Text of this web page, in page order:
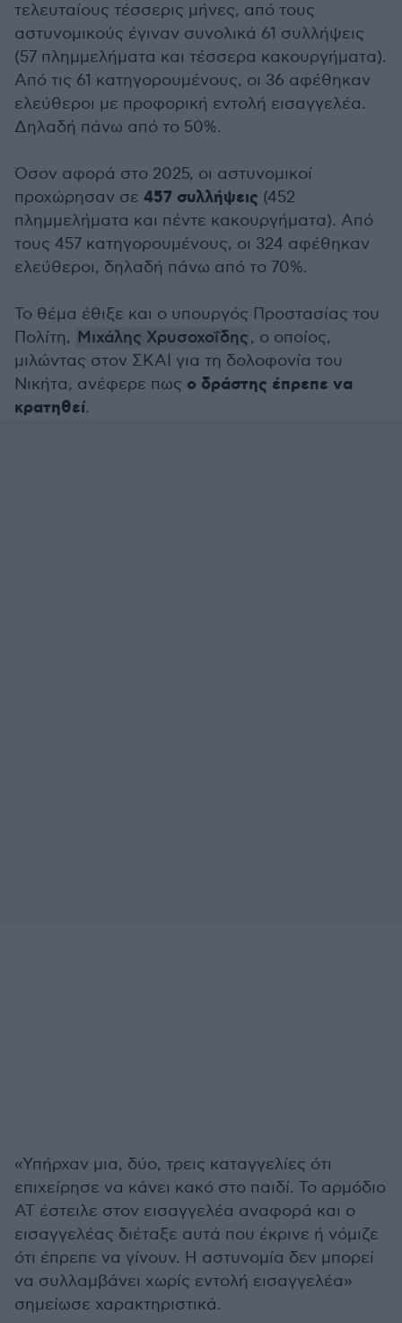
τελευταίους τέσσερις μήνες, από τους
αστυνομικούς έγιναν συνολικά 61 συλλήψεις
(57 πλημμελήματα και τέσσερα κακουργήματα).
Από τις 61 κατηγορουμένους, οι 36 αφέθηκαν
ελεύθεροι με προφορική εντολή εισαγγελέα.
Δηλαδή πάνω από το 50%.
Όσον αφορά στο 2025, οι αστυνομικοί
προχώρησαν σε 457 συλλήψεις (452
πλημμελήματα και πέντε κακουργήματα). Από
τους 457 κατηγορουμένους, οι 324 αφέθηκαν
ελεύθεροι, δηλαδή πάνω από το 70%.
Το θέμα έθιξε και ο υπουργός Προστασίας του
Πολίτη, Μιχάλης Χρυσοχοΐδης, ο οποίος,
μιλώντας στον ΣΚΑΙ για τη δολοφονία του
Νικήτα, ανέφερε πως ο δράστης έπρεπε να
κρατηθεί.
«Υπήρχαν μια, δύο, τρεις καταγγελίες ότι
επιχείρησε να κάνει κακό στο παιδί. Το αρμόδιο
ΑΤ έστειλε στον εισαγγελέα αναφορά και ο
εισαγγελέας διέταξε αυτά που έκρινε ή νόμιζε
ότι έπρεπε να γίνουν. Η αστυνομία δεν μπορεί
να συλλαμβάνει χωρίς εντολή εισαγγελέα»
σημείωσε χαρακτηριστικά.